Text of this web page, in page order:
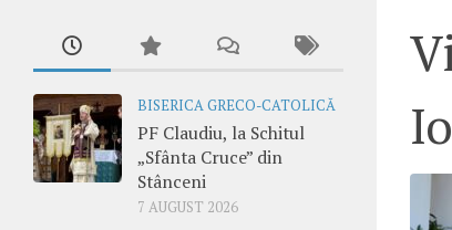
BISERICA GRECO-CATOLICĂ
PF Claudiu, la Schitul
„Sfânta Cruce” din
Stânceni
7 AUGUST 2026